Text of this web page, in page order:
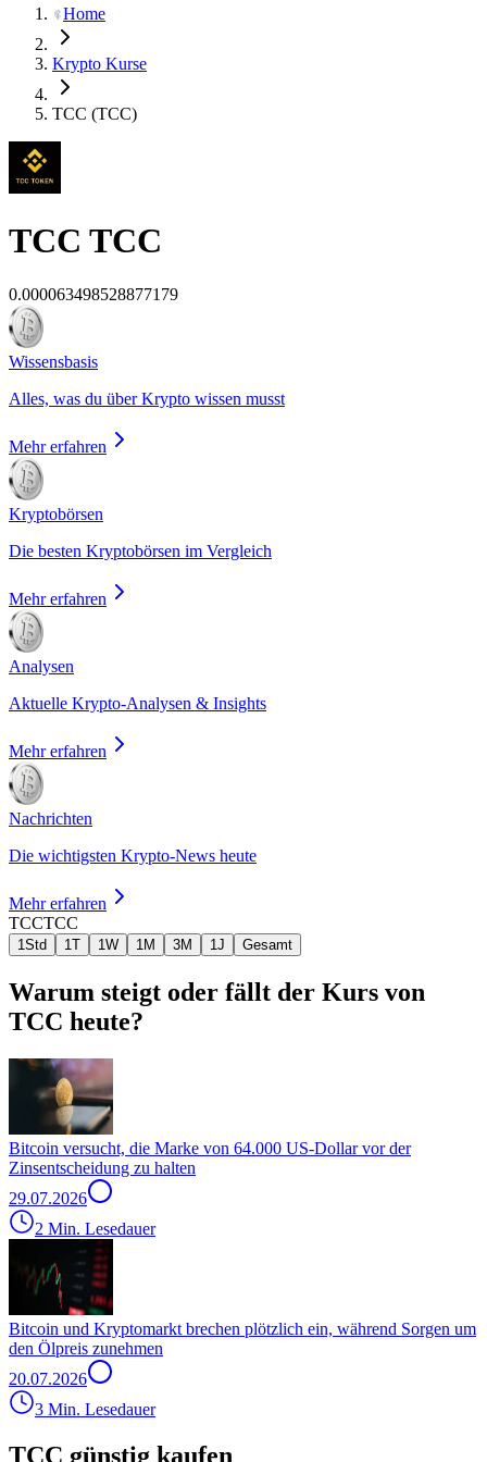
Home
Krypto Kurse
TCC (TCC)
TCC TCC
0.000063498528877179
Wissensbasis
Alles, was du über Krypto wissen musst
Mehr erfahren
Kryptobörsen
Die besten Kryptobörsen im Vergleich
Mehr erfahren
Analysen
Aktuelle Krypto-Analysen & Insights
Mehr erfahren
Nachrichten
Die wichtigsten Krypto-News heute
Mehr erfahren
TCCTCC
1Std 1T 1W 1M 3M 1J Gesamt
Warum steigt oder fällt der Kurs von
TCC heute?
Bitcoin versucht, die Marke von 64.000 US-Dollar vor der
Zinsentscheidung zu halten
29.07.2026
2 Min. Lesedauer
Bitcoin und Kryptomarkt brechen plötzlich ein, während Sorgen um
den Ölpreis zunehmen
20.07.2026
3 Min. Lesedauer
TCC günstig kaufen